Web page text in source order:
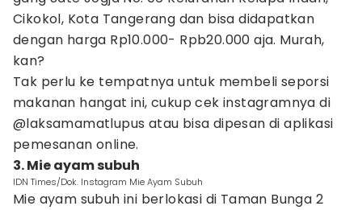
Cikokol, Kota Tangerang dan bisa didapatkan
dengan harga Rp10.000- Rpb20.000 aja. Murah,
kan?
Tak perlu ke tempatnya untuk membeli seporsi
makanan hangat ini, cukup cek instagramnya di
@laksamamatlupus atau bisa dipesan di aplikasi
pemesanan online.
3. Mie ayam subuh
IDN Times/Dok. Instagram Mie Ayam Subuh
Mie ayam subuh ini berlokasi di Taman Bunga 2